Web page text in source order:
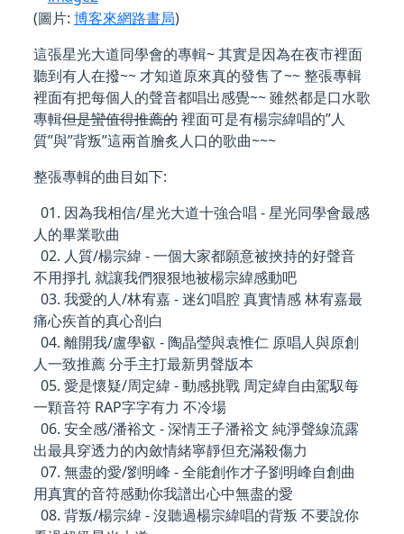
(圖片: 博客來網路書局)
這張星光大道同學會的專輯~ 其實是因為在夜市裡面
聽到有人在撥~~ 才知道原來真的發售了~~ 整張專輯
裡面有把每個人的聲音都唱出感覺~~ 雖然都是口水歌
專輯但是蠻值得推薦的裡面可是有楊宗緯唱的”人
質”與”背叛”這兩首膾炙人口的歌曲~~~
整張專輯的曲目如下:
01. 因為我相信/星光大道十強合唱 - 星光同學會最感
人的畢業歌曲
02. 人質/楊宗緯 - 一個大家都願意被挾持的好聲音
不用掙扎 就讓我們狠狠地被楊宗緯感動吧
03. 我愛的人/林宥嘉 - 迷幻唱腔 真實情感 林宥嘉最
痛心疾首的真心剖白
04. 離開我/盧學叡 - 陶晶瑩與袁惟仁 原唱人與原創
人一致推薦 分手主打最新男聲版本
05. 愛是懷疑/周定緯 - 動感挑戰 周定緯自由駕馭每
一顆音符 RAP字字有力 不冷場
06. 安全感/潘裕文 - 深情王子潘裕文 純淨聲線流露
出最具穿透力的內斂情緒寧靜但充滿殺傷力
07. 無盡的愛/劉明峰 - 全能創作才子劉明峰自創曲
用真實的音符感動你我譜出心中無盡的愛
08. 背叛/楊宗緯 - 沒聽過楊宗緯唱的背叛 不要說你